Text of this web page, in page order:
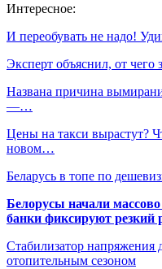
Интересное:
И переобувать не надо!
Эксперт объяснил, от чего
Названа причина
—…
Цены на такси вырастут?
новом…
Беларусь в топе по
Белорусы начали
банки фиксируют резкий
Стабилизатор напряжения
отопительным сезоном